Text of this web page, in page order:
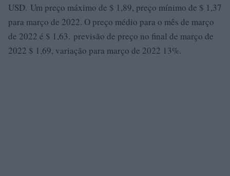
USD. Um preço máximo de $ 1,89, preço mínimo de $ 1,37
para março de 2022. O preço médio para o mês de março
de 2022 é $ 1,63. previsão de preço no final de março de
2022 $ 1,69, variação para março de 2022 13%.